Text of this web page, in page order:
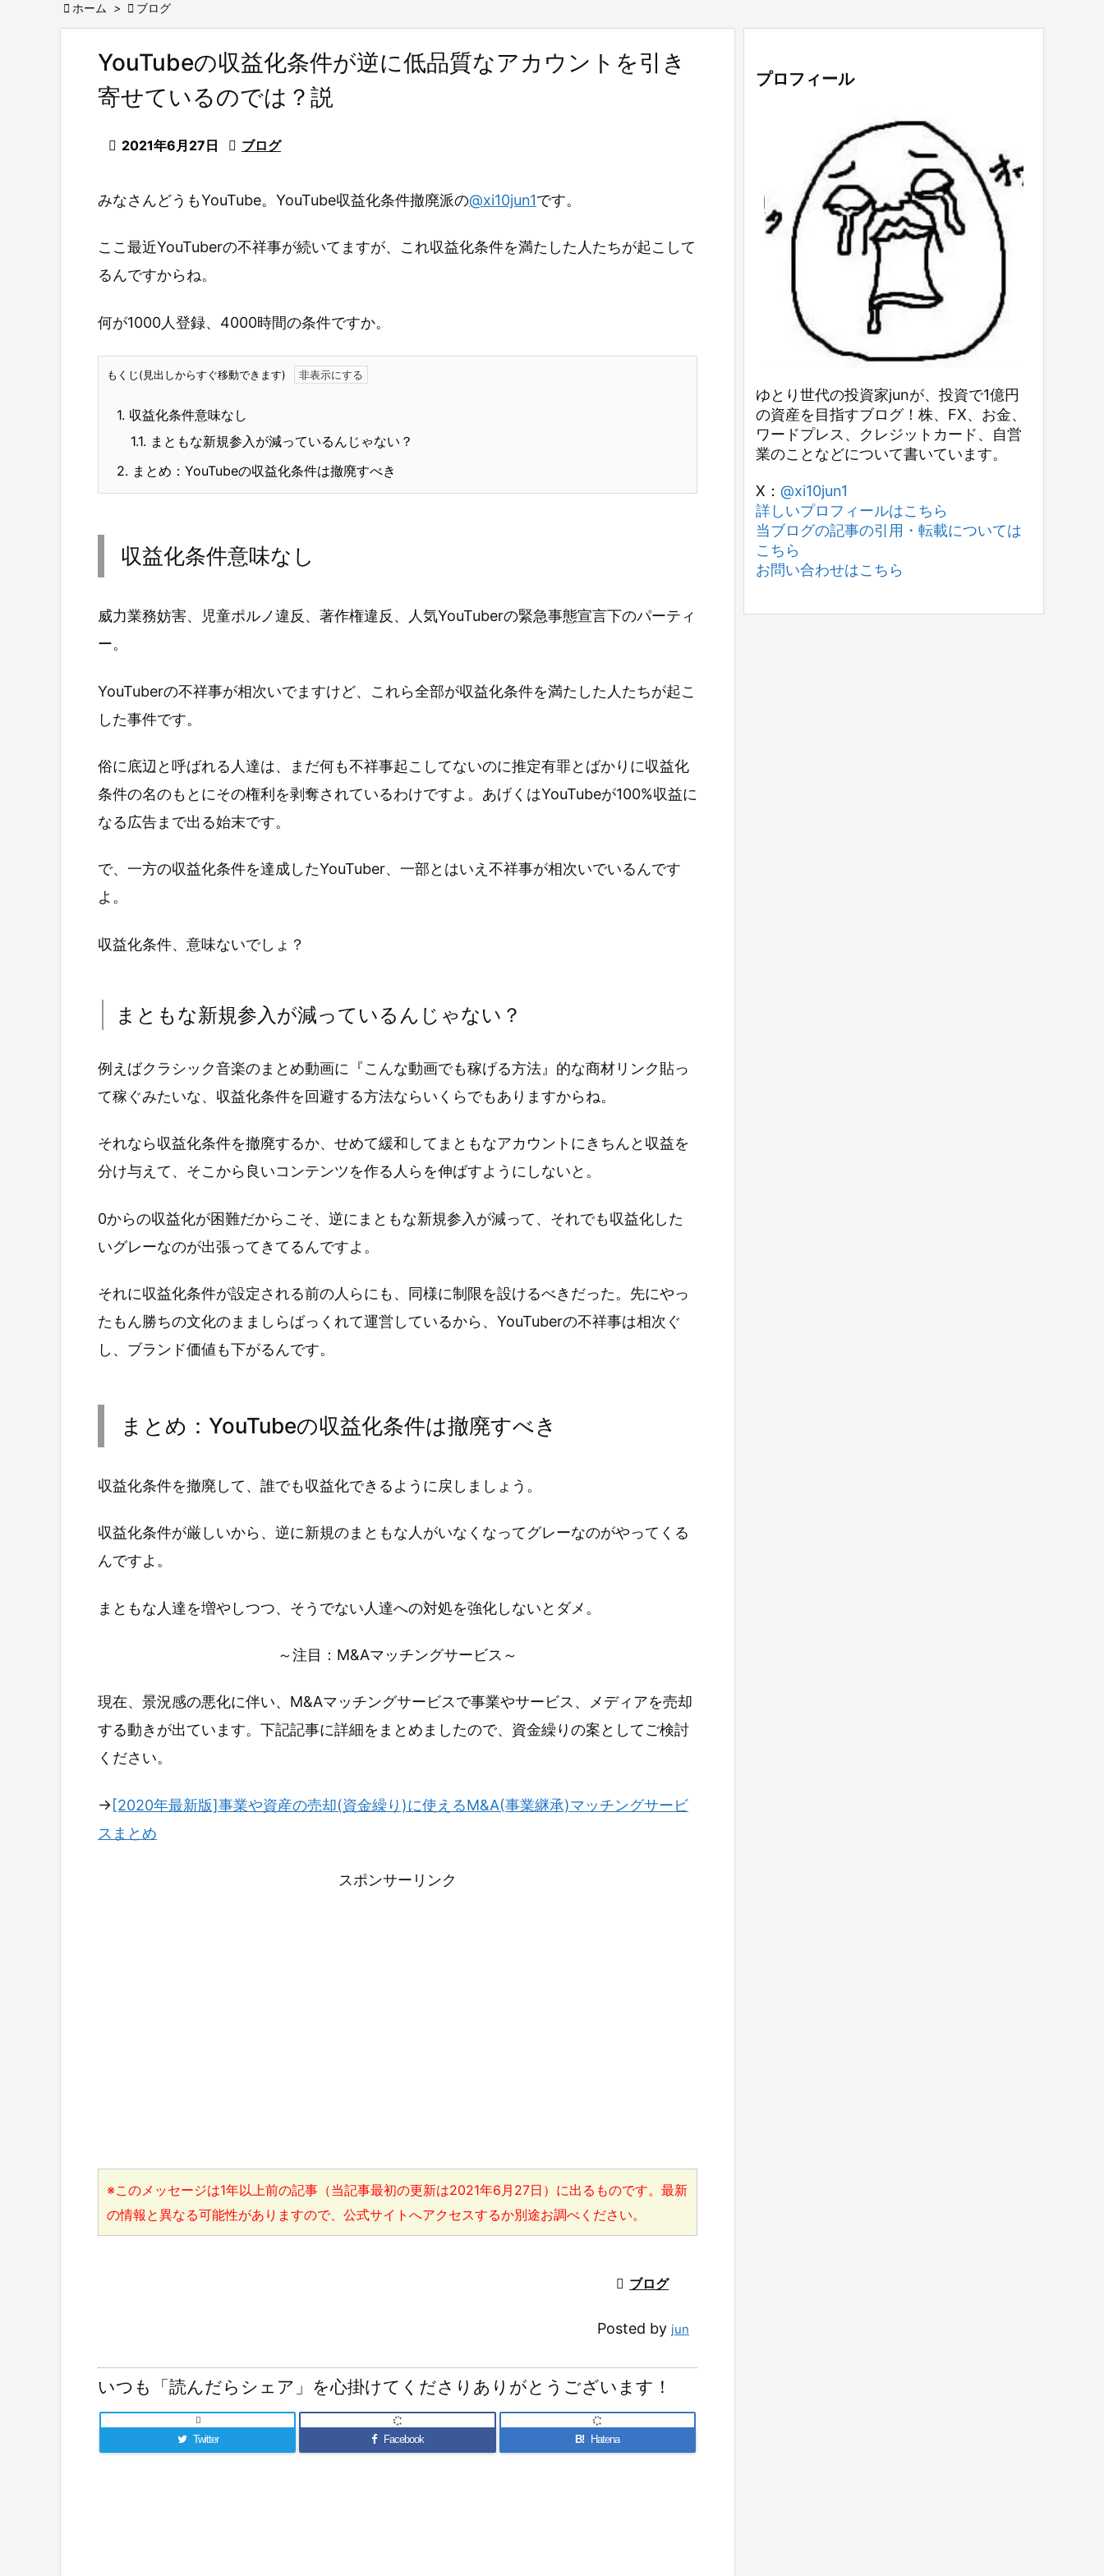
 ホーム >  ブログ
YouTubeの収益化条件が逆に低品質なアカウントを引き
寄せているのでは？説
 2021年6月27日  ブログ
みなさんどうもYouTube。YouTube収益化条件撤廃派の@xi10jun1です。
ここ最近YouTuberの不祥事が続いてますが、これ収益化条件を満たした人たちが起こして
るんですからね。
何が1000人登録、4000時間の条件ですか。
もくじ(見出しからすぐ移動できます)
1. 収益化条件意味なし
1.1. まともな新規参入が減っているんじゃない？
2. まとめ：YouTubeの収益化条件は撤廃すべき
収益化条件意味なし
威力業務妨害、児童ポルノ違反、著作権違反、人気YouTuberの緊急事態宣言下のパーティ
ー。
YouTuberの不祥事が相次いでますけど、これら全部が収益化条件を満たした人たちが起こ
した事件です。
俗に底辺と呼ばれる人達は、まだ何も不祥事起こしてないのに推定有罪とばかりに収益化
条件の名のもとにその権利を剥奪されているわけですよ。あげくはYouTubeが100%収益に
なる広告まで出る始末です。
で、一方の収益化条件を達成したYouTuber、一部とはいえ不祥事が相次いでいるんです
よ。
収益化条件、意味ないでしょ？
まともな新規参入が減っているんじゃない？
例えばクラシック音楽のまとめ動画に『こんな動画でも稼げる方法』的な商材リンク貼っ
て稼ぐみたいな、収益化条件を回避する方法ならいくらでもありますからね。
それなら収益化条件を撤廃するか、せめて緩和してまともなアカウントにきちんと収益を
分け与えて、そこから良いコンテンツを作る人らを伸ばすようにしないと。
0からの収益化が困難だからこそ、逆にまともな新規参入が減って、それでも収益化した
いグレーなのが出張ってきてるんですよ。
それに収益化条件が設定される前の人らにも、同様に制限を設けるべきだった。先にやっ
たもん勝ちの文化のまましらばっくれて運営しているから、YouTuberの不祥事は相次ぐ
し、ブランド価値も下がるんです。
まとめ：YouTubeの収益化条件は撤廃すべき
収益化条件を撤廃して、誰でも収益化できるように戻しましょう。
収益化条件が厳しいから、逆に新規のまともな人がいなくなってグレーなのがやってくる
んですよ。
まともな人達を増やしつつ、そうでない人達への対処を強化しないとダメ。
～注目：M&Aマッチングサービス～
現在、景況感の悪化に伴い、M&Aマッチングサービスで事業やサービス、メディアを売却
する動きが出ています。下記記事に詳細をまとめましたので、資金繰りの案としてご検討
ください。
→[2020年最新版]事業や資産の売却(資金繰り)に使えるM&A(事業継承)マッチングサービ
スまとめ
スポンサーリンク
※このメッセージは1年以上前の記事（当記事最初の更新は2021年6月27日）に出るものです。最新
の情報と異なる可能性がありますので、公式サイトへアクセスするか別途お調べください。
 ブログ
Posted by jun
いつも「読んだらシェア」を心掛けてくださりありがとうございます！
Twitter

Facebook B! Hatena
プロフィール
ゆとり世代の投資家junが、投資で1億円
の資産を目指すブログ！株、FX、お金、
ワードプレス、クレジットカード、自営
業のことなどについて書いています。
X： @xi10jun1
詳しいプロフィールはこちら
当ブログの記事の引用・転載については
こちら
お問い合わせはこちら